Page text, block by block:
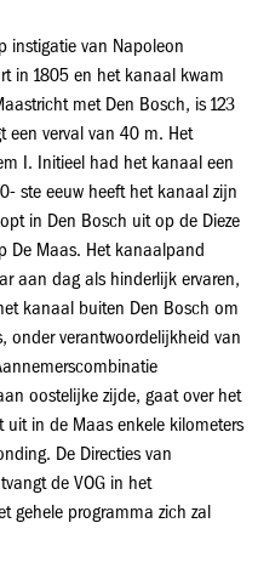
instigatie van Napoleon
in 1805 en het kanaal kwam
met Den Bosch, is 123
een verval van 40 m. Het
I. Initieel had het kanaal een
ste eeuw heeft het kanaal zijn
in Den Bosch uit op de Dieze
De Maas. Het kanaalpand
aan dag als hinderlijk ervaren,
kanaal buiten Den Bosch om
onder verantwoordelijkheid van
oostelijke zijde, gaat over het
in de Maas enkele kilometers
De Directies van
de VOG in het
gehele programma zich zal